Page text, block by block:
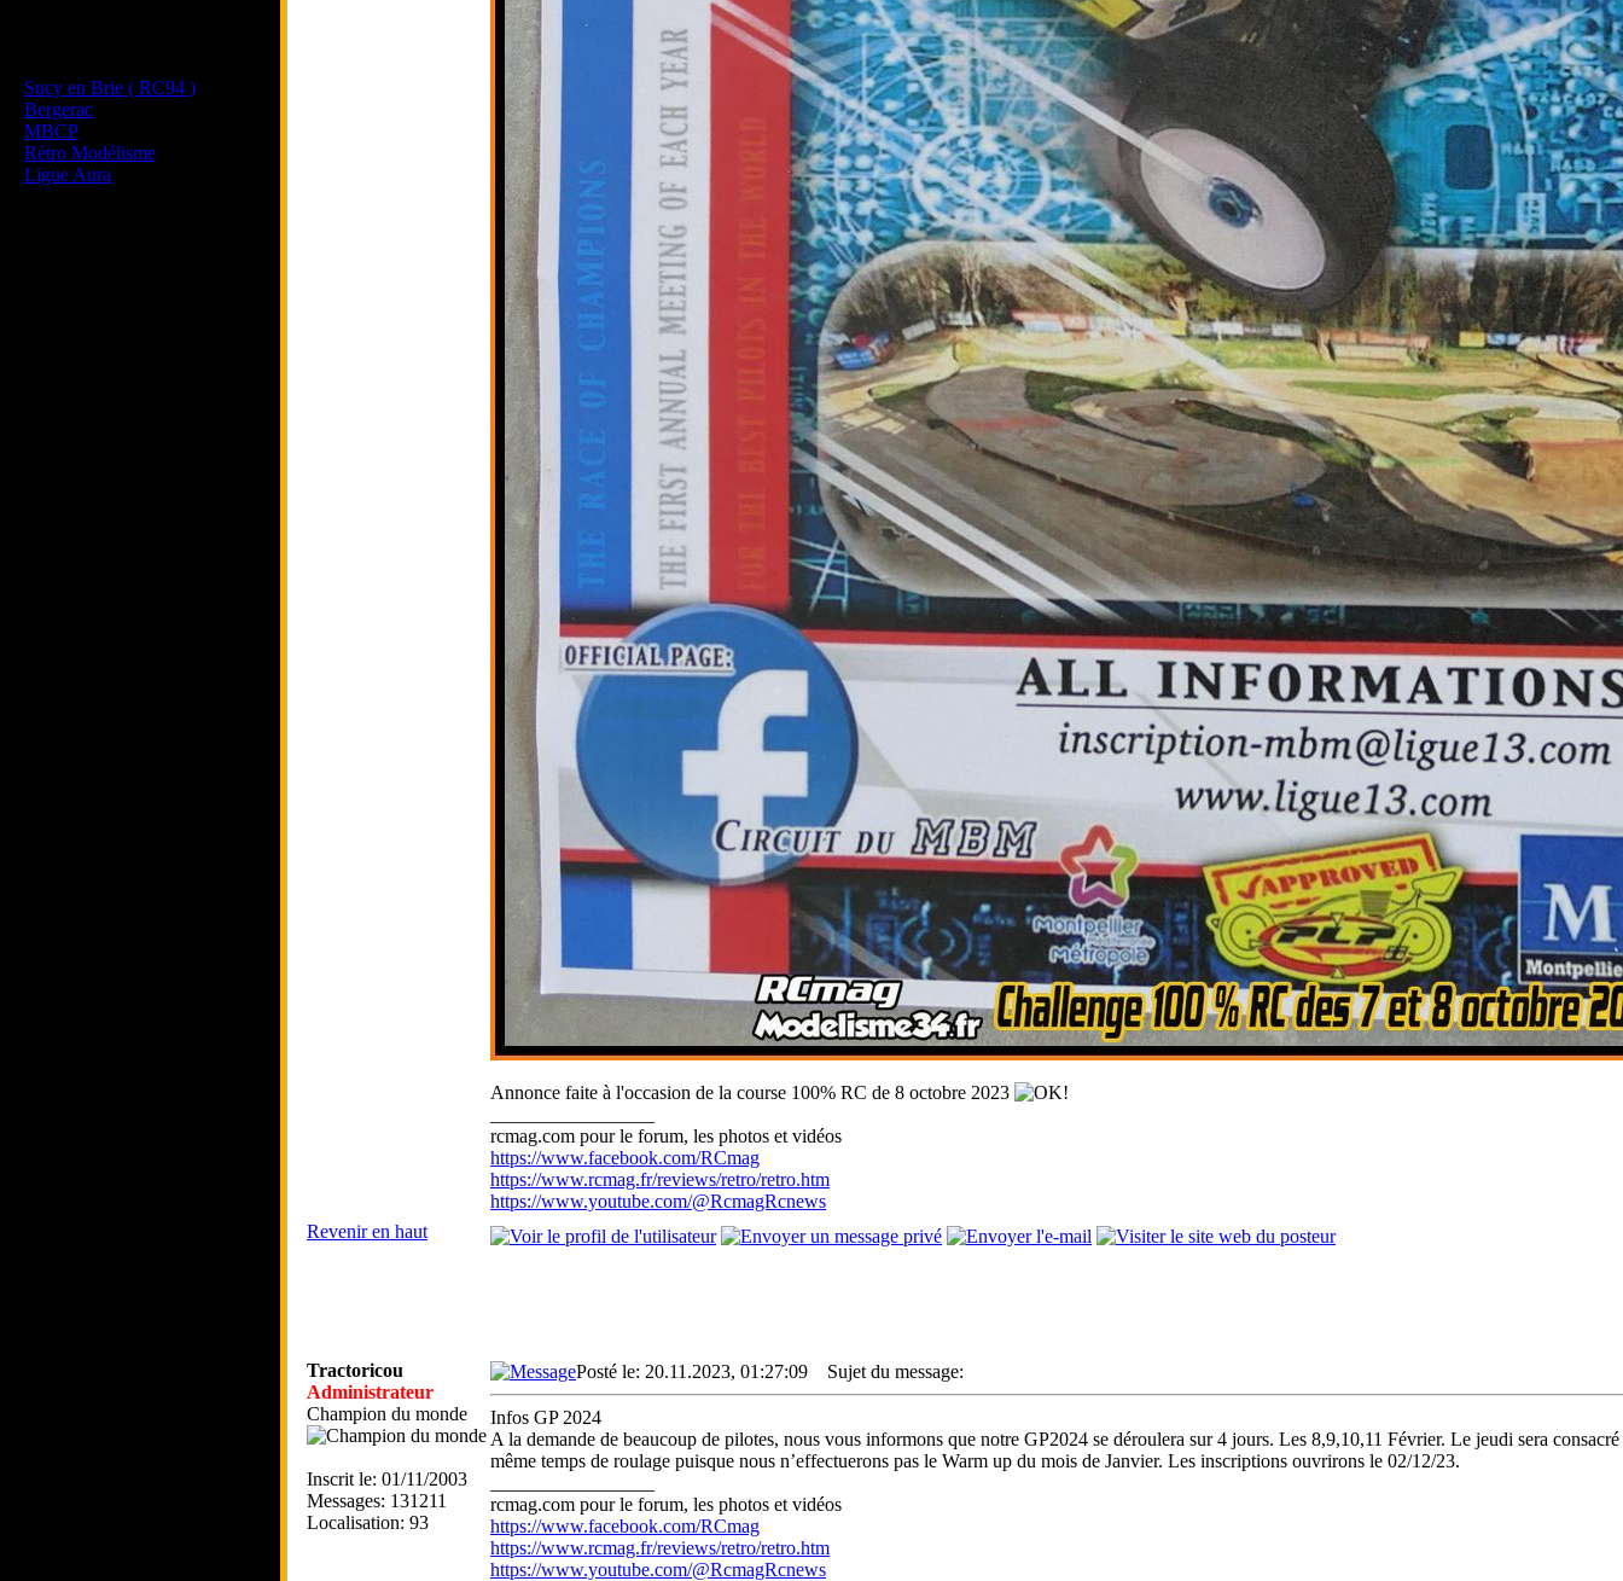
Sucy en Brie ( RC94 )
Bergerac
MBCP
Rétro Modélisme
Ligue Aura
Annonce faite à l'occasion de la course 100% RC de 8 octobre 2023
rcmag.com pour le forum, les photos et vidéos
https://www.facebook.com/RCmag
https://www.rcmag.fr/reviews/retro/retro.htm
https://www.youtube.com/@RcmagRcnews
Revenir en haut
Tractoricou
Administrateur
Champion du monde
Inscrit le: 01/11/2003
Messages: 131211
Localisation: 93
Posté le: 20.11.2023, 01:27:09 Sujet du message:
Infos GP 2024
A la demande de beaucoup de pilotes, nous vous informons que notre GP2024 se déroulera sur 4 jours. Les 8,9,10,11 Février. Le jeudi sera
même temps de roulage puisque nous n’effectuerons pas le Warm up du mois de Janvier. Les inscriptions ouvrirons le 02/12/23.
rcmag.com pour le forum, les photos et vidéos
https://www.facebook.com/RCmag
https://www.rcmag.fr/reviews/retro/retro.htm
https://www.youtube.com/@RcmagRcnews